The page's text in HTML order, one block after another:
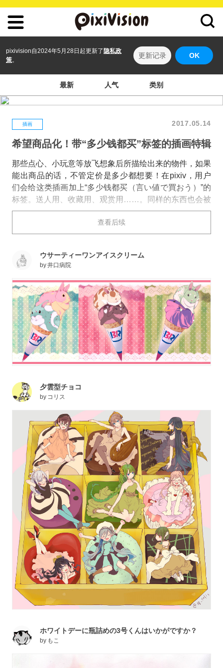
pixivision自2024年5月28日起更新了 隐私政
策。
更新记录 OK
最新 人气 类别
插画 2017.05.14
希望商品化！带“多少钱都买”标签的插画特辑
那些点心、小玩意等放飞想象后所描绘出来的物件，如果
能出商品的话，不管定价是多少都想要！在pixiv，用户
们会给这类插画加上“多少钱都买（言い値で買おう）”的
标签。送人用、收藏用、观赏用……。同样的东西也会被
描绘成各种类型，会激发人们想要网罗所有种类的收集本
今天，就为大家送上令人忍不住一拍大腿说出“多少钱都
看吧。
查看后续
ウサーティーワンアイスクリーム
by井口病院
夕雲型チョコ
by コリス
ホワイトデーに瓶詰めの3号くんはいかがですか？
by もこ